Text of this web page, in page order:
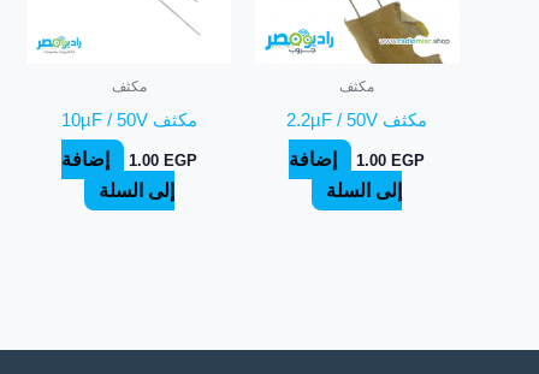
مكثف
مكثف 2.2µF / 50V
1.00 EGP
إضافة
إلى السلة
مكثف
مكثف 10µF / 50V
1.00 EGP
إضافة
إلى السلة